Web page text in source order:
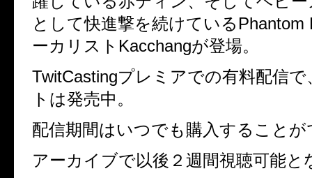
として快進撃を続けているPhantom
ーカリストKacchangが登場。
TwitCastingプレミアでの有料配信
トは発売中。
配信期間はいつでも購入することが
アーカイブで以後２週間視聴可能と